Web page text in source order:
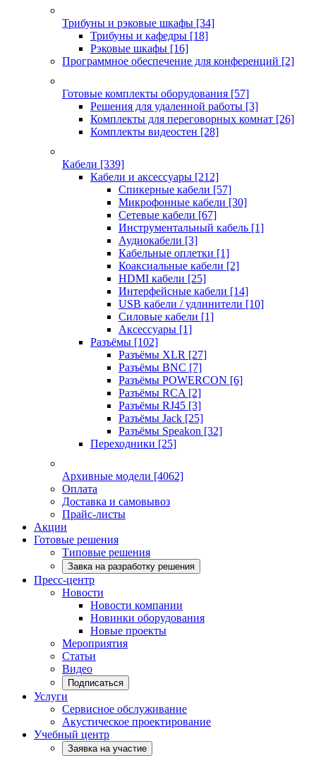
Трибуны и рэковые шкафы [34]
Трибуны и кафедры [18]
Рэковые шкафы [16]
Программное обеспечение для конференций [2]
Готовые комплекты оборудования [57]
Решения для удаленной работы [3]
Комплекты для переговорных комнат [26]
Комплекты видеостен [28]
Кабели [339]
Кабели и аксессуары [212]
Спикерные кабели [57]
Микрофонные кабели [30]
Сетевые кабели [67]
Инструментальный кабель [1]
Аудиокабели [3]
Кабельные оплетки [1]
Коаксиальные кабели [2]
HDMI кабели [25]
Интерфейсные кабели [14]
USB кабели / удлинители [10]
Силовые кабели [1]
Аксессуары [1]
Разъёмы [102]
Разъёмы XLR [27]
Разъёмы BNC [7]
Разъёмы POWERCON [6]
Разъёмы RCA [2]
Разъёмы RJ45 [3]
Разъёмы Jack [25]
Разъёмы Speakon [32]
Переходники [25]
Архивные модели [4062]
Оплата
Доставка и самовывоз
Прайс-листы
Акции
Готовые решения
Типовые решения
Завка на разработку решения
Пресс-центр
Новости
Новости компании
Новинки оборудования
Новые проекты
Мероприятия
Статьи
Видео
Подписаться
Услуги
Сервисное обслуживание
Акустическое проектирование
Учебный центр
Заявка на участие